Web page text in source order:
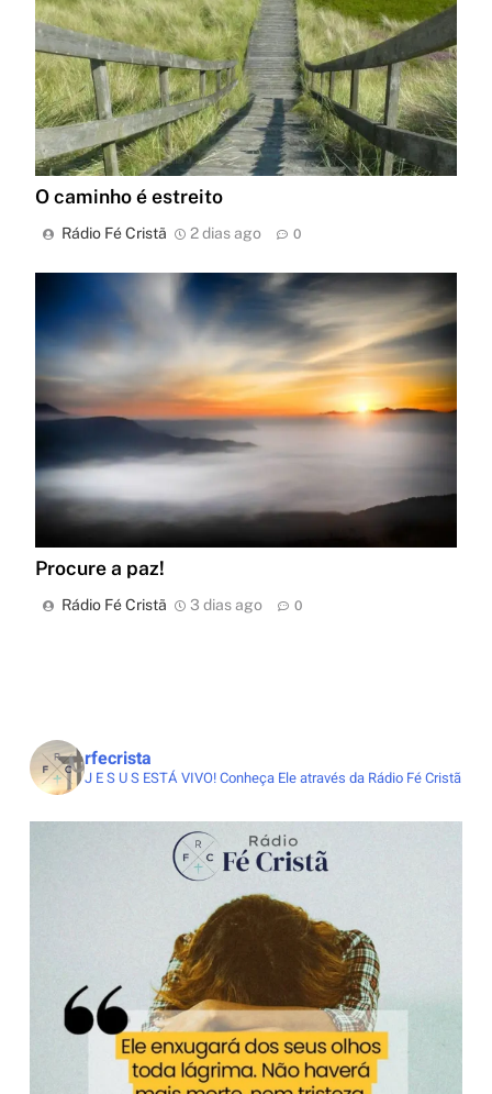
O caminho é estreito
Rádio Fé Cristã 2 dias ago 0
Procure a paz!
Rádio Fé Cristã 3 dias ago 0
rfecrista
J E S U S ESTÁ VIVO!Conheça Ele através da Rádio Fé Cristã